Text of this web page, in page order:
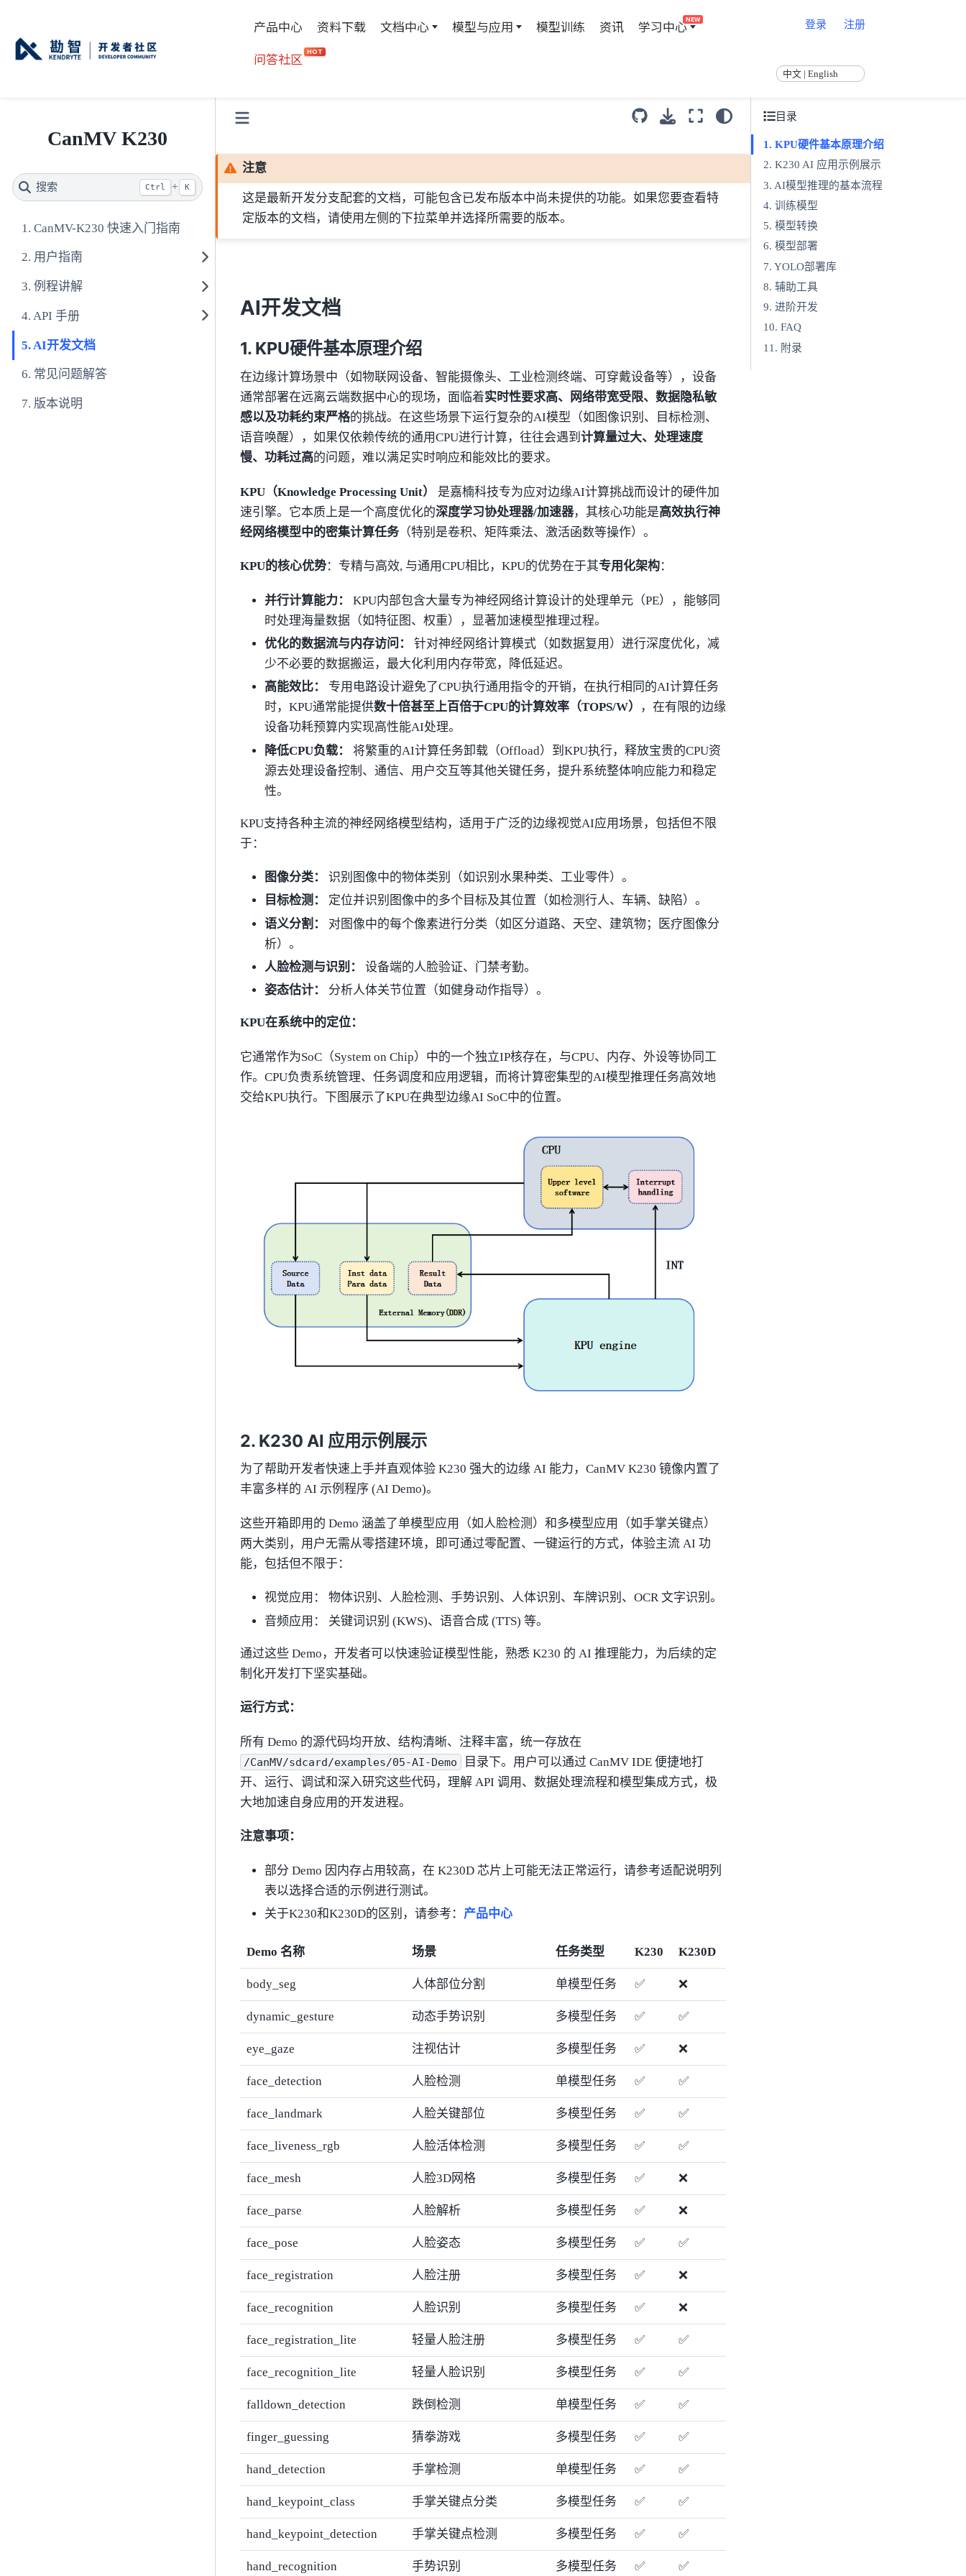
产品中心 资料下载 文档中心 模型与应用 模型训练 资讯 学习中心NEW
问答社区 HOT
登录 注册
中文 | English
CanMV K230
搜索 Ctrl + K
CanMV-K230 快速入门指南
用户指南
例程讲解
API 手册
AI开发文档
常见问题解答
版本说明
注意
这是最新开发分支配套的文档，可能包含已发布版本中尚未提供的功能。如果您要查看特
定版本的文档，请使用左侧的下拉菜单并选择所需要的版本。
AI开发文档
KPU硬件基本原理介绍
在边缘计算场景中（如物联网设备、智能摄像头、工业检测终端、可穿戴设备等），设备
通常部署在远离云端数据中心的现场，面临着实时性要求高、网络带宽受限、数据隐私敏
感以及功耗约束严格的挑战。在这些场景下运行复杂的AI模型（如图像识别、目标检测、
语音唤醒），如果仅依赖传统的通用CPU进行计算，往往会遇到 计算量过大、处理速度
慢、功耗过高的问题，难以满足实时响应和能效比的要求。
KPU（Knowledge Processing Unit）
是嘉楠科技专为应对边缘AI计算挑战而设计的硬件加
速引擎。它本质上是一个高度优化的深度学习协处理器/加速器，其核心功能是高效执行神
经网络模型中的密集计算任务（特别是卷积、矩阵乘法、激活函数等操作）。
KPU的核心优势：专精与高效, 与通用CPU相比，KPU的优势在于其专用化架构：
并行计算能力：
KPU内部包含大量专为神经网络计算设计的处理单元（PE），能够同
时处理海量数据（如特征图、权重），显著加速模型推理过程。
优化的数据流与内存访问：
针对神经网络计算模式（如数据复用）进行深度优化，减
少不必要的数据搬运，最大化利用内存带宽，降低延迟。
高能效比：
专用电路设计避免了CPU执行通用指令的开销，在执行相同的AI计算任务
时，KPU通常能提供数十倍甚至上百倍于CPU的计算效率（TOPS/W）
，在有限的边缘
设备功耗预算内实现高性能AI处理。
降低CPU负载：
将繁重的AI计算任务卸载（Offload）到KPU执行，释放宝贵的CPU资
源去处理设备控制、通信、用户交互等其他关键任务，提升系统整体响应能力和稳定
性。
KPU支持各种主流的神经网络模型结构，适用于广泛的边缘视觉AI应用场景，包括但不限
于：
图像分类：
识别图像中的物体类别（如识别水果种类、工业零件）。
目标检测：
定位并识别图像中的多个目标及其位置（如检测行人、车辆、缺陷）。
语义分割：
对图像中的每个像素进行分类（如区分道路、天空、建筑物；医疗图像分
析）。
人脸检测与识别：
设备端的人脸验证、门禁考勤。
姿态估计：
分析人体关节位置（如健身动作指导）。
KPU在系统中的定位：
它通常作为SoC（System on Chip）中的一个独立IP核存在，与CPU、内存、外设等协同工
作。CPU负责系统管理、任务调度和应用逻辑，而将计算密集型的AI模型推理任务高效地
交给KPU执行。下图展示了KPU在典型边缘AI SoC中的位置。
K230 AI 应用示例展示
为了帮助开发者快速上手并直观体验 K230 强大的边缘 AI 能力，CanMV K230 镜像内置了
丰富多样的 AI 示例程序 (AI Demo)。
这些开箱即用的 Demo 涵盖了单模型应用（如人脸检测）和多模型应用（如手掌关键点）
两大类别，用户无需从零搭建环境，即可通过零配置、一键运行的方式，体验主流 AI 功
能，包括但不限于：
视觉应用： 物体识别、人脸检测、手势识别、人体识别、车牌识别、OCR 文字识别。
音频应用： 关键词识别 (KWS)、语音合成 (TTS) 等。
通过这些 Demo，开发者可以快速验证模型性能，熟悉 K230 的 AI 推理能力，为后续的定
制化开发打下坚实基础。
运行方式：
所有 Demo 的源代码均开放、结构清晰、注释丰富，统一存放在
/CanMV/sdcard/examples/05-AI-Demo
目录下。用户可以通过 CanMV IDE 便捷地打
开、运行、调试和深入研究这些代码，理解 API 调用、数据处理流程和模型集成方式，极
大地加速自身应用的开发进程。
注意事项：
部分 Demo 因内存占用较高，在 K230D 芯片上可能无法正常运行，请参考适配说明列
表以选择合适的示例进行测试。
关于K230和K230D的区别，请参考： 产品中心
Demo 名称 场景 任务类型 K230 K230D
body_seg 人体部位分割 单模型任务 ✅ ❌
dynamic_gesture 动态手势识别 多模型任务 ✅ ✅
eye_gaze 注视估计 多模型任务 ✅ ❌
face_detection 人脸检测 单模型任务 ✅ ✅
face_landmark 人脸关键部位 多模型任务 ✅ ✅
face_liveness_rgb 人脸活体检测 多模型任务 ✅ ✅
face_mesh 人脸3D网格 多模型任务 ✅ ❌
face_parse 人脸解析 多模型任务 ✅ ❌
face_pose 人脸姿态 多模型任务 ✅ ✅
face_registration 人脸注册 多模型任务 ✅ ❌
face_recognition 人脸识别 多模型任务 ✅ ❌
face_registration_lite 轻量人脸注册 多模型任务 ✅ ✅
face_recognition_lite 轻量人脸识别 多模型任务 ✅ ✅
falldown_detection 跌倒检测 单模型任务 ✅ ✅
finger_guessing 猜拳游戏 多模型任务 ✅ ✅
hand_detection 手掌检测 单模型任务 ✅ ✅
hand_keypoint_class 手掌关键点分类 多模型任务 ✅ ✅
hand_keypoint_detection 手掌关键点检测 多模型任务 ✅ ✅
hand_recognition 手势识别 多模型任务 ✅ ✅
目录
KPU硬件基本原理介绍
K230 AI 应用示例展示
AI模型推理的基本流程
训练模型
模型转换
模型部署
YOLO部署库
辅助工具
进阶开发
FAQ
附录